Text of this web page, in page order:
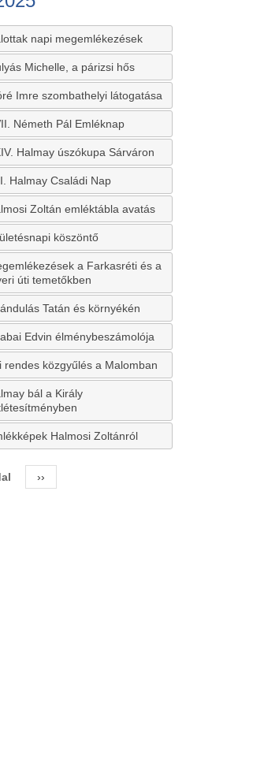
napi megemlékezések
Michelle, a párizsi hős
Imre szombathelyi látogatása
Németh Pál Emléknap
Halmay úszókupa Sárváron
Halmay Családi Nap
Zoltán emléktábla avatás
köszöntő
a Farkasréti és a
úti temetőkben
Tatán és környékén
Edvin élménybeszámolója
rendes közgyűlés a Malomban
bál a Király
Halmosi Zoltánról
Következő
oldal
››